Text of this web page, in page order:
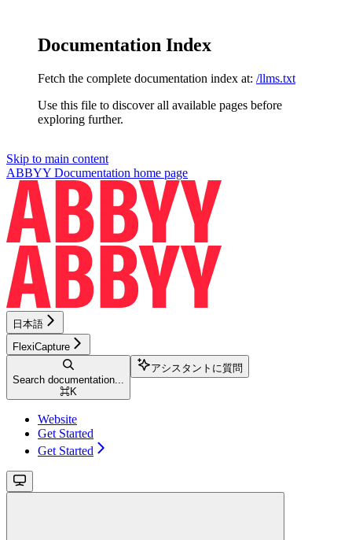
Documentation Index
Fetch the complete documentation index at: /llms.txt
Use this file to discover all available pages before
exploring further.
Skip to main content
ABBYY Documentation home page
日本語
FlexiCapture
Search documentation...
⌘K
アシスタントに質問
Website
Get Started
Get Started